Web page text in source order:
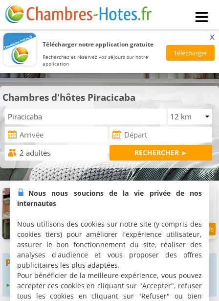
Télécharger notre application gratuite
Recherchez et réservez vos séjours sur notre
application
x
Chambres d'hôtes Piracicaba
Anexo São João
0.5 km 7.6/10
Pour obtenir plus de résultats
Élargir le rayon de recherche à : 24 km
Nous nous soucions de la vie privée de nos
internautes
Nous utilisons des cookies sur notre site (y compris des
cookies tiers) pour améliorer l'expérience utilisateur,
assurer le bon fonctionnement du site, réaliser des
analyses d'audience et vous proposer des offres
publicitaires les plus adaptées.
Pour bénéficier de la meilleure expérience, vous pouvez
accepter ces cookies en cliquant sur "Accepter", refuser
tous les cookies en cliquant sur "Refuser" ou bien